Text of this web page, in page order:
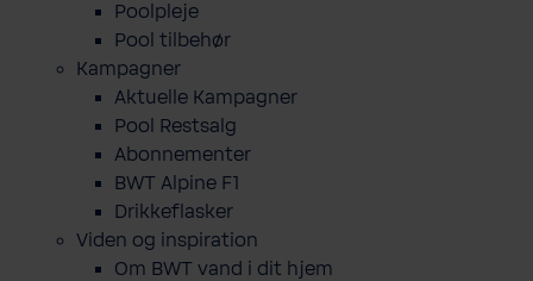
Poolpleje
Pool tilbehør
Kampagner
Aktuelle Kampagner
Pool Restsalg
Abonnementer
BWT Alpine F1
Drikkeflasker
Viden og inspiration
Om BWT vand i dit hjem